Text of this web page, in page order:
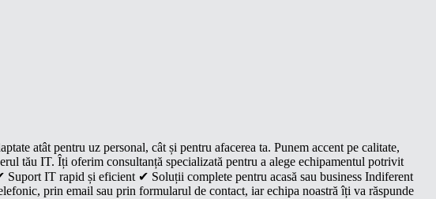
atât pentru uz personal, cât și pentru afacerea ta. Punem accent pe calitate,
tău IT. Îți oferim consultanță specializată pentru a alege echipamentul potrivit
IT rapid și eficient ✔ Soluții complete pentru acasă sau business Indiferent
prin email sau prin formularul de contact, iar echipa noastră îți va răspunde